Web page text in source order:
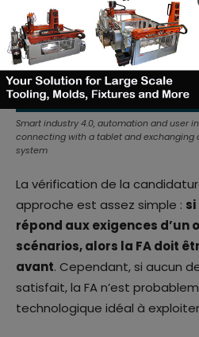
Smart industry 4.0, automation and user
connecting with a tablet and
system
La vérification de la
approche est assez simple :
répond aux exigences d’un
scénarios, alors la FA doit
avant. Cependant, si aucun
satisfait, la FA n’est
technologique idéal à